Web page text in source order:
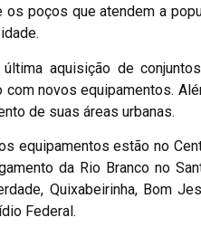
poços que atendem a
aquisição de
novos equipamentos.
de suas áreas urbanas.
equipamentos estão no
da Rio Branco no
Quixabeirinha, Bom
Federal.